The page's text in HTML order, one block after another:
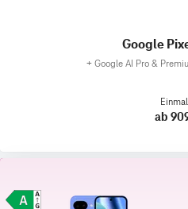
Google
+ Google AI Pro &
ab